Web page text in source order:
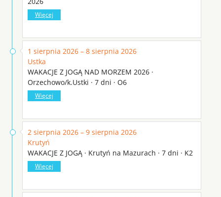
Więcej
1 sierpnia 2026 – 8 sierpnia 2026
Ustka
WAKACJE Z JOGĄ NAD MORZEM 2026 ·
Orzechowo/k.Ustki · 7 dni · O6
Więcej
2 sierpnia 2026 – 9 sierpnia 2026
Krutyń
WAKACJE Z JOGĄ · Krutyń na Mazurach · 7 dni · K2
Więcej